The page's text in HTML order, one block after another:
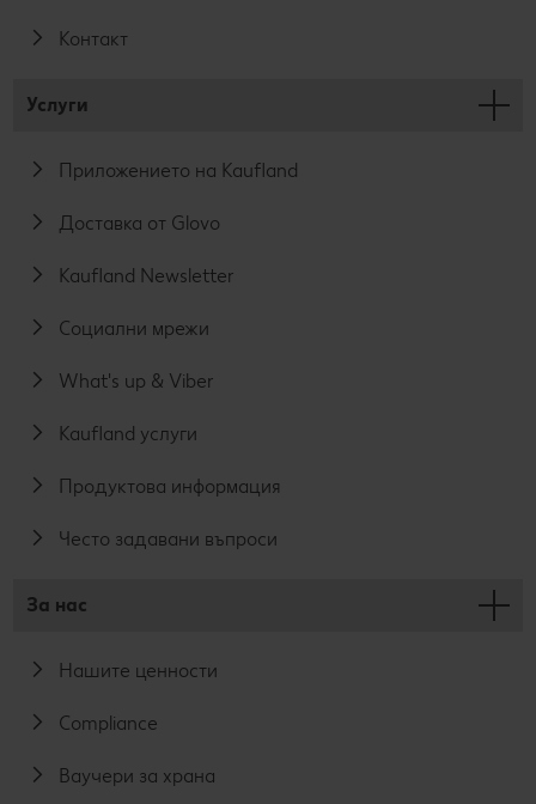
Контакт
Услуги
Приложението на Kaufland
Доставка от Glovo
Kaufland Newsletter
Социални мрежи
What's up & Viber
Kaufland услуги
Продуктова информация
Често задавани въпроси
За нас
Нашите ценности
Compliance
Ваучери за храна